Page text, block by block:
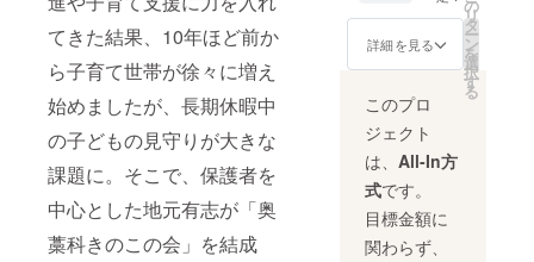
てきた結果、10年ほど前か
ら子育て世帯が徐々に増え
始めましたが、長期休暇中
の子どもの見守りが大きな
課題に。そこで、保護者を
中心とした地元有志が「奥
藁科きのこの会」を結成
詳細を見る
の
リ
タ
ー
ン
を
選
択
す
る
このプロ
ジェクト
は、 All-In方
式です。
目標金額に
関わらず、